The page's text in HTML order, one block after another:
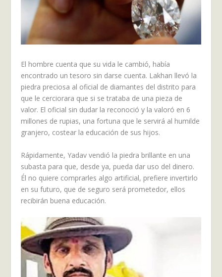
El hombre cuenta que su vida le cambió, había
encontrado un tesoro sin darse cuenta. Lakhan llevó la
piedra preciosa al oficial de diamantes del distrito para
que le cerciorara que si se trataba de una pieza de
valor. El oficial sin dudar la reconoció y la valoró en 6
millones de rupias, una fortuna que le servirá al humilde
granjero, costear la educación de sus hijos.
Rápidamente, Yadav vendió la piedra brillante en una
subasta para que, desde ya, pueda dar uso del dinero.
Él no quiere comprarles algo artificial, prefiere invertirlo
en su futuro, que de seguro será prometedor, ellos
recibirán buena educación.